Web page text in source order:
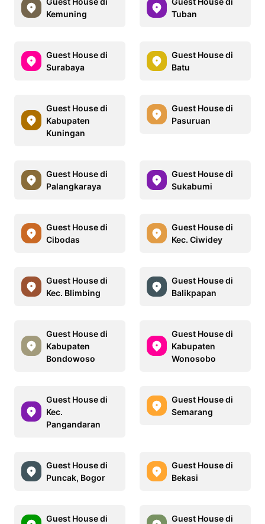
Kemuning
Tuban
Guest House di
Surabaya
Guest House di
Batu
Guest House di
Kabupaten
Kuningan
Guest House di
Pasuruan
Guest House di
Palangkaraya
Guest House di
Sukabumi
Guest House di
Cibodas
Guest House di
Kec. Ciwidey
Guest House di
Kec. Blimbing
Guest House di
Balikpapan
Guest House di
Kabupaten
Bondowoso
Guest House di
Kabupaten
Wonosobo
Guest House di
Kec.
Pangandaran
Guest House di
Semarang
Guest House di
Puncak, Bogor
Guest House di
Bekasi
Guest House di
Guest House di